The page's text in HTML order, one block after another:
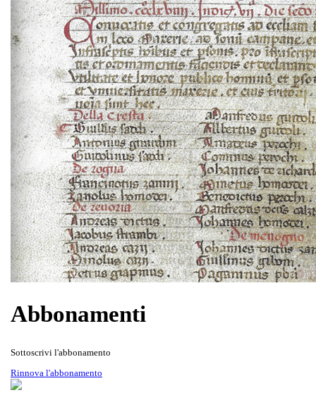
Rivista Oscellana
Gli scritti del Prof. don Tullio
Bertamini
Read more
Abbonamenti
Sottoscrivi l'abbonamento
Rinnova l'abbonamento